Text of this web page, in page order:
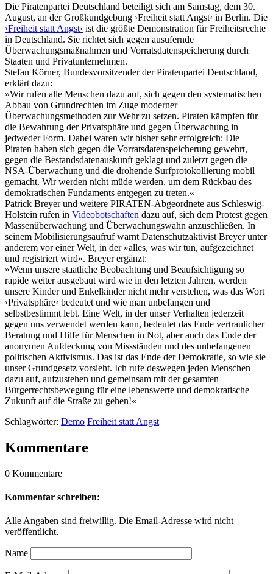
Die Piratenpartei Deutschland beteiligt sich am Samstag, dem 30.
August, an der Großkundgebung ›Freiheit statt Angst‹ in Berlin. Die
›Freiheit statt Angst‹ ist die größte Demonstration für Freiheitsrechte
in Deutschland. Sie richtet sich gegen ausufernde
Überwachungsmaßnahmen und Vorratsdatenspeicherung durch
Staaten und Privatunternehmen.
Stefan Körner, Bundesvorsitzender der Piratenpartei Deutschland,
erklärt dazu:
»Wir rufen alle Menschen dazu auf, sich gegen den systematischen
Abbau von Grundrechten im Zuge moderner
Überwachungsmethoden zur Wehr zu setzen. Piraten kämpfen für
die Bewahrung der Privatsphäre und gegen Überwachung in
jedweder Form. Dabei waren wir bisher sehr erfolgreich: Die
Piraten haben sich gegen die Vorratsdatenspeicherung gewehrt,
gegen die Bestandsdatenauskunft geklagt und zuletzt gegen die
NSA-Überwachung und die drohende Surfprotokollierung mobil
gemacht. Wir werden nicht müde werden, um dem Rückbau des
demokratischen Fundaments entgegen zu treten.«
Patrick Breyer und weitere PIRATEN-Abgeordnete aus Schleswig-
Holstein rufen in Videobotschaften dazu auf, sich dem Protest gegen
Massenüberwachung und Überwachungswahn anzuschließen. In
seinem Mobilisierungsaufruf warnt Datenschutzaktivist Breyer unter
anderem vor einer Welt, in der »alles, was wir tun, aufgezeichnet
und registriert wird«. Breyer ergänzt:
»Wenn unsere staatliche Beobachtung und Beaufsichtigung so
rapide weiter ausgebaut wird wie in den letzten Jahren, werden
unsere Kinder und Enkelkinder nicht mehr verstehen, was das Wort
›Privatsphäre‹ bedeutet und wie man unbefangen und
selbstbestimmt lebt. Eine Welt, in der unser Verhalten jederzeit
gegen uns verwendet werden kann, bedeutet das Ende vertraulicher
Beratung und Hilfe für Menschen in Not, aber auch das Ende der
anonymen Aufdeckung von Missständen und des unbefangenen
politischen Aktivismus. Das ist das Ende der Demokratie, so wie sie
unser Grundgesetz vorsieht. Ich rufe deswegen jeden Menschen
dazu auf, aufzustehen und gemeinsam mit der gesamten
Bürgerrechtsbewegung für eine lebenswerte und demokratische
Zukunft auf die Straße zu gehen!«
Schlagwörter: Demo Freiheit statt Angst
Kommentare
0 Kommentare
Kommentar schreiben:
Alle Angaben sind freiwillig. Die Email-Adresse wird nicht
veröffentlicht.
Name